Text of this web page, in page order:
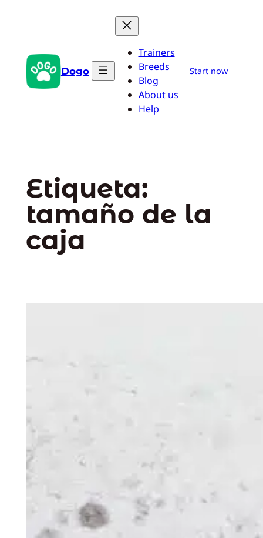
Dogo
Trainers
Breeds
Blog
About us
Help
Start now
Etiqueta:
tamaño de la
caja